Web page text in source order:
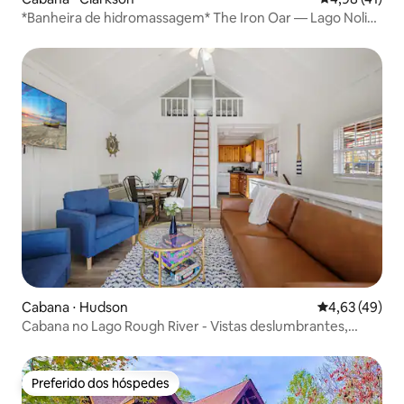
*Banheira de hidromassagem* The Iron Oar — Lago Nolin
Cabana ⋅ Hudson 4,63 de uma
4,63 (49)
Cabana no Lago Rough River - Vistas deslumbrantes,
Preferido dos hóspedes
Preferido dos hóspedes